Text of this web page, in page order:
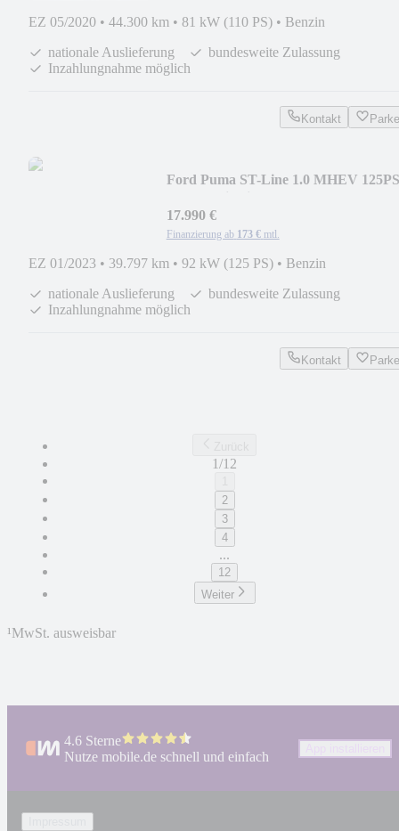
EZ 05/2020 • 44.300 km • 81 kW (110 PS) • Benzin
nationale Auslieferung
bundesweite Zulassung
Inzahlungnahme möglich
Kontakt
Ford Puma ST-Line 1.0 MHEV 125PS
17.990 €
Finanzierung ab 173 € mtl.
EZ 01/2023 • 39.797 km • 92 kW (125 PS) • Benzin
nationale Auslieferung
bundesweite Zulassung
Inzahlungnahme möglich
Kontakt
1/12
2
3
4
...
12
Weiter
¹MwSt. ausweisbar
4.6 Sterne
Nutze mobile.de schnell und einfach